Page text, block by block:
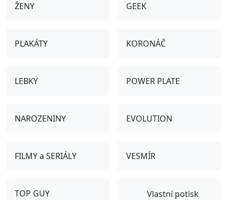
ŽENY GEEK
PLAKÁTY KORONÁČ
LEBKY POWER PLATE
NAROZENINY EVOLUTION
FILMY a SERIÁLY VESMÍR
TOP GUY Vlastní potisk